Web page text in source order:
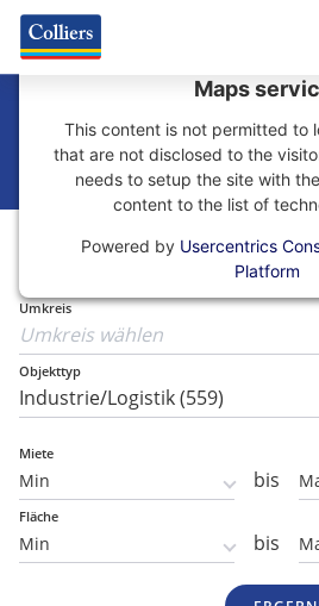
Halle mieten
Deutschland
We need your consent to
Maps
This content is not permitted to
that are not disclosed to the
needs to setup the site with
content to the list of
Powered by Usercentrics
Platform
Umkreis
Objekttyp
Miete
bis
Fläche
bis